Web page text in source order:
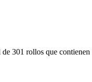
301 rollos que